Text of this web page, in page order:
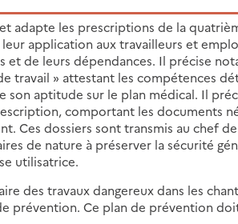
adapte les prescriptions de la
application aux travailleurs et
et de leurs dépendances. Il précise
travail » attestant les compétences
son aptitude sur le plan médical. Il
comportant les documents
Ces dossiers sont transmis au chef
de nature à préserver la sécurité
utilisatrice.
des travaux dangereux dans les
prévention. Ce plan de prévention